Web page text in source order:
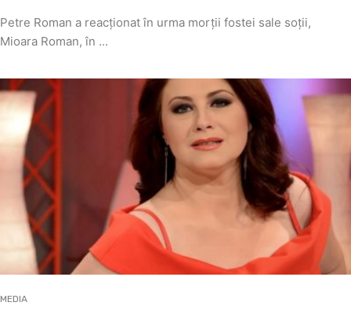
Petre Roman a reacționat în urma morții fostei sale soții,
Mioara Roman, în ...
MEDIA